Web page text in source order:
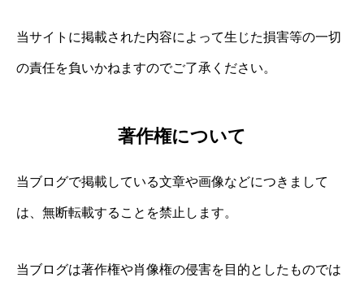
当サイトに掲載された内容によって生じた損害等の一切
の責任を負いかねますのでご了承ください。
著作権について
当ブログで掲載している文章や画像などにつきまして
は、無断転載することを禁止します。
当ブログは著作権や肖像権の侵害を目的としたものでは